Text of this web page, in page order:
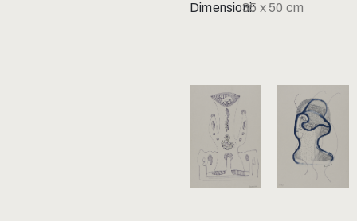
Dimensioni:35 x 50 cm